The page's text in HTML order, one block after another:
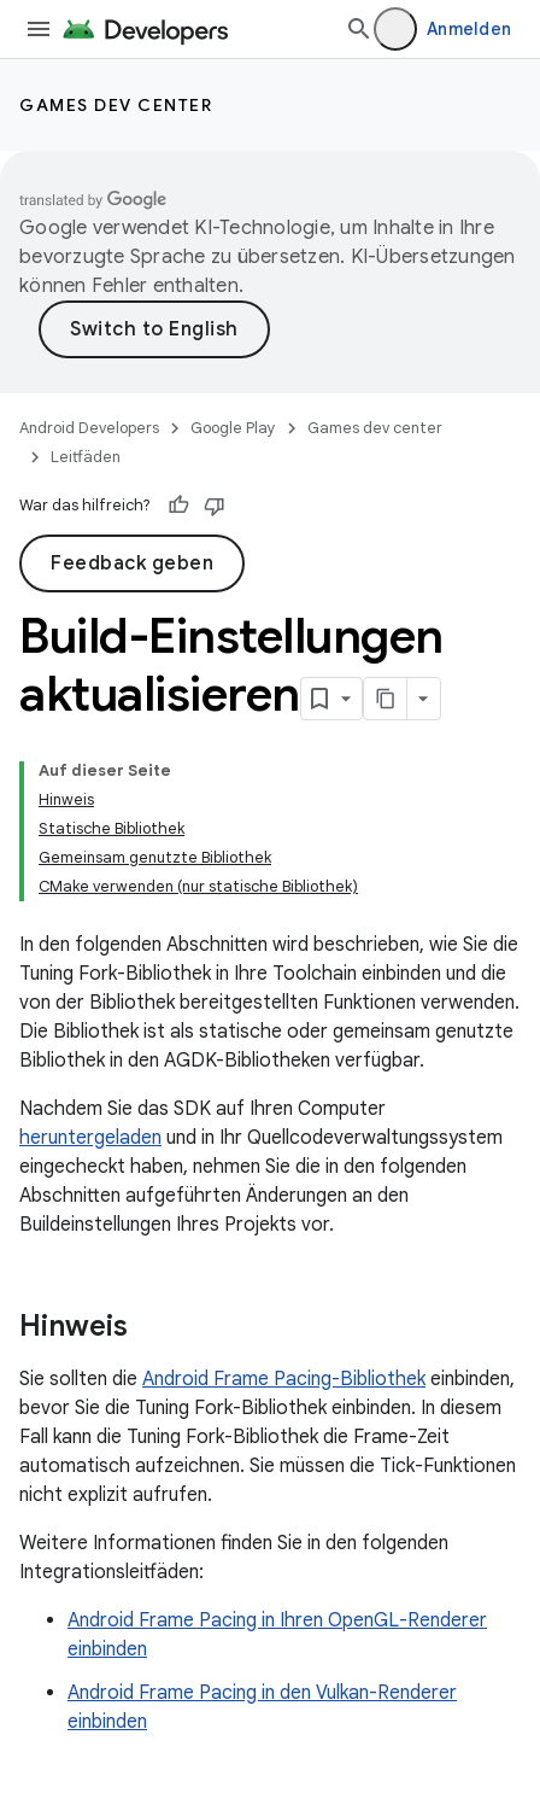
Anmelden
GAMES DEV CENTER
Google verwendet KI-Technologie, um Inhalte in Ihre
bevorzugte Sprache zu übersetzen. KI-Übersetzungen
können Fehler enthalten.
Android Developers Google Play
Games dev center
Leitfäden
War das hilfreich?
Feedback geben
Build-Einstellungen
aktualisieren
Auf dieser Seite
Hinweis
Statische Bibliothek
Gemeinsam genutzte Bibliothek
CMake verwenden (nur statische Bibliothek)
In den folgenden Abschnitten wird beschrieben, wie Sie die
Tuning Fork-Bibliothek in Ihre Toolchain einbinden und die
von der Bibliothek bereitgestellten Funktionen verwenden.
Die Bibliothek ist als statische oder gemeinsam genutzte
Bibliothek in den AGDK-Bibliotheken verfügbar.
Nachdem Sie das SDK auf Ihren Computer
heruntergeladen und in Ihr Quellcodeverwaltungssystem
eingecheckt haben, nehmen Sie die in den folgenden
Abschnitten aufgeführten Änderungen an den
Buildeinstellungen Ihres Projekts vor.
Hinweis
Sie sollten die Android Frame Pacing-Bibliothekeinbinden,
bevor Sie die Tuning Fork-Bibliothek einbinden. In diesem
Fall kann die Tuning Fork-Bibliothek die Frame-Zeit
automatisch aufzeichnen. Sie müssen die Tick-Funktionen
nicht explizit aufrufen.
Weitere Informationen finden Sie in den folgenden
Integrationsleitfäden:
Android Frame Pacing in Ihren OpenGL-Renderer
einbinden
Android Frame Pacing in den Vulkan-Renderer
einbinden